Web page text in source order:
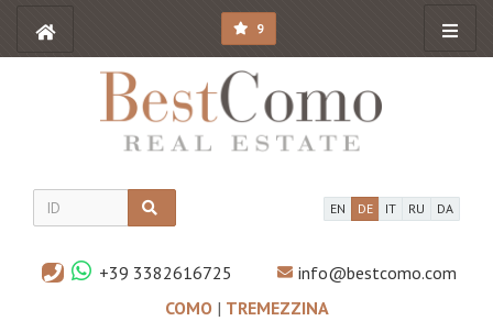
9
EN DE IT RU DA
+39 3382616725
info@bestcomo.com
COMO | TREMEZZINA